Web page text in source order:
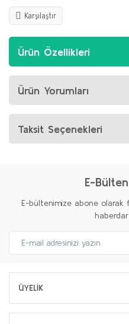
Karşılaştır
Ürün Özellikleri
Ürün Yorumları
Taksit Seçenekleri
E-
E-bültenimize abone olarak
haberdar
ÜYELİK